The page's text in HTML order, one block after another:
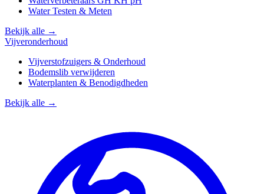
Water Testen & Meten
Bekijk alle →
Vijveronderhoud
Vijverstofzuigers & Onderhoud
Bodemslib verwijderen
Waterplanten & Benodigdheden
Bekijk alle →